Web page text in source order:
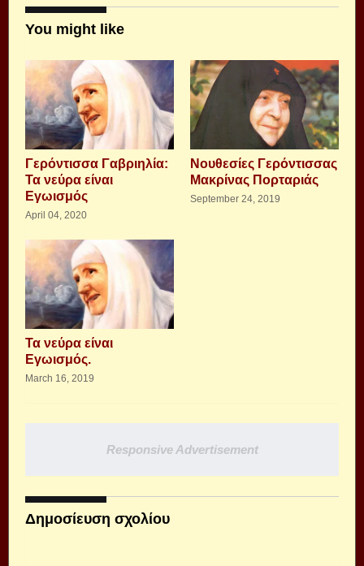
You might like
Γερόντισσα Γαβριηλία:
Τα νεύρα είναι
Εγωισμός
April 04, 2020
Νουθεσίες Γερόντισσας
Μακρίνας Πορταριάς
September 24, 2019
Τα νεύρα είναι
Εγωισμός.
March 16, 2019
Responsive Advertisement
Δημοσίευση σχολίου